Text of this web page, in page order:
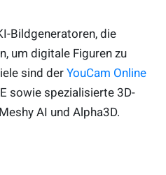
Bildgeneratoren, die
um digitale Figuren zu
sind der YouCam Online
sowie spezialisierte 3D-
AI und Alpha3D.